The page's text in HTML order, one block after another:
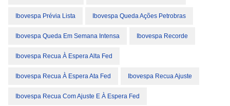
Ibovespa Prévia Lista Ibovespa Queda Ações Petrobras
Ibovespa Queda Em Semana Intensa Ibovespa Recorde
Ibovespa Recua À Espera Alta Fed
Ibovespa Recua À Espera Ata Fed Ibovespa Recua Ajuste
Ibovespa Recua Com Ajuste E À Espera Fed